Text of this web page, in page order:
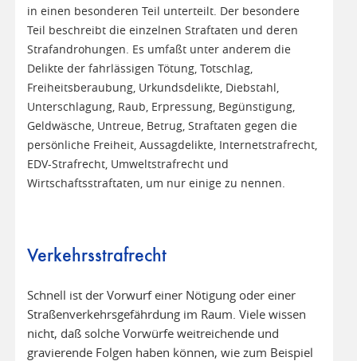
in einen besonderen Teil unterteilt. Der besondere
Teil beschreibt die einzelnen Straftaten und deren
Strafandrohungen. Es umfaßt unter anderem die
Delikte der fahrlässigen Tötung, Totschlag,
Freiheitsberaubung, Urkundsdelikte, Diebstahl,
Unterschlagung, Raub, Erpressung, Begünstigung,
Geldwäsche, Untreue, Betrug, Straftaten gegen die
persönliche Freiheit, Aussagdelikte, Internetstrafrecht,
EDV-Strafrecht, Umweltstrafrecht und
Wirtschaftsstraftaten, um nur einige zu nennen.
Verkehrsstrafrecht
Schnell ist der Vorwurf einer Nötigung oder einer
Straßenverkehrsgefährdung im Raum. Viele wissen
nicht, daß solche Vorwürfe weitreichende und
gravierende Folgen haben können, wie zum Beispiel